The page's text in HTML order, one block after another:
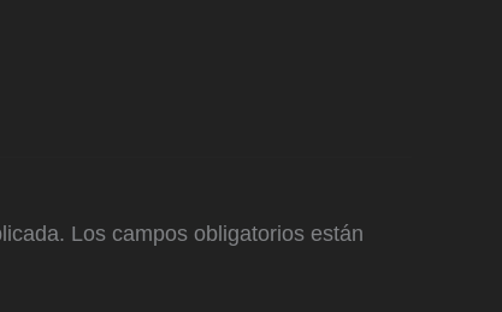
Los campos obligatorios están